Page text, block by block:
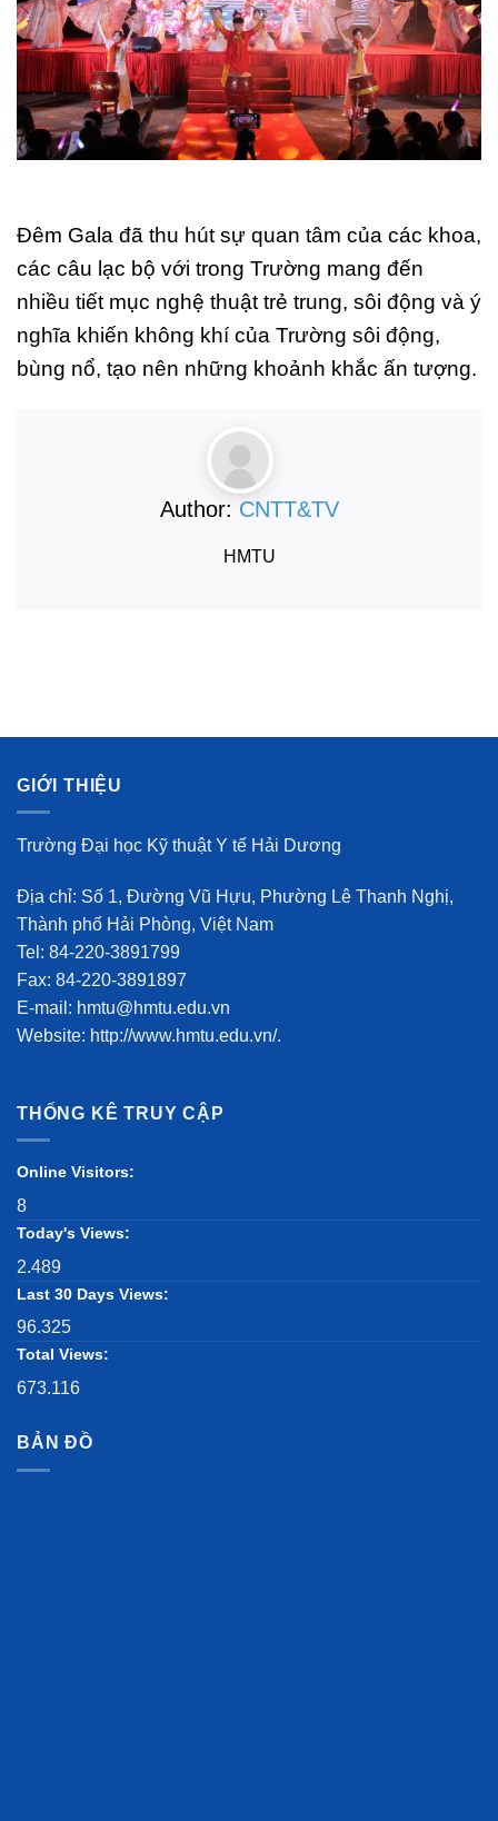
Đêm Gala đã thu hút sự quan tâm của các khoa,
các câu lạc bộ với trong Trường mang đến
nhiều tiết mục nghệ thuật trẻ trung, sôi động và ý
nghĩa khiến không khí của Trường sôi động,
bùng nổ, tạo nên những khoảnh khắc ấn tượng.
Author: CNTT&TV
HMTU
GIỚI THIỆU
Trường Đại học Kỹ thuật Y tế Hải Dương
Địa chỉ: Số 1, Đường Vũ Hựu, Phường Lê Thanh Nghị,
Thành phố Hải Phòng, Việt Nam
Tel: 84-220-3891799
Fax: 84-220-3891897
E-mail: hmtu@hmtu.edu.vn
Website: http://www.hmtu.edu.vn/.
THỐNG KÊ TRUY CẬP
Online Visitors:
8
Today's Views:
2.489
Last 30 Days Views:
96.325
Total Views:
673.116
BẢN ĐỒ